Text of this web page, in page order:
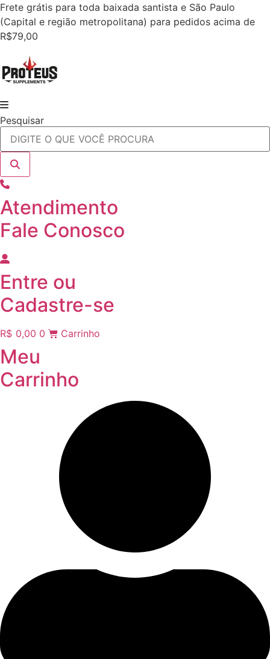
Ir
para
o
Frete grátis para toda baixada santista e São Paulo
(Capital e região metropolitana) para pedidos acima de
R$79,00
Pesquisar
Atendimento
Fale Conosco
Entre ou
Cadastre-se
R$ 0,00 0 Carrinho
Meu
Carrinho